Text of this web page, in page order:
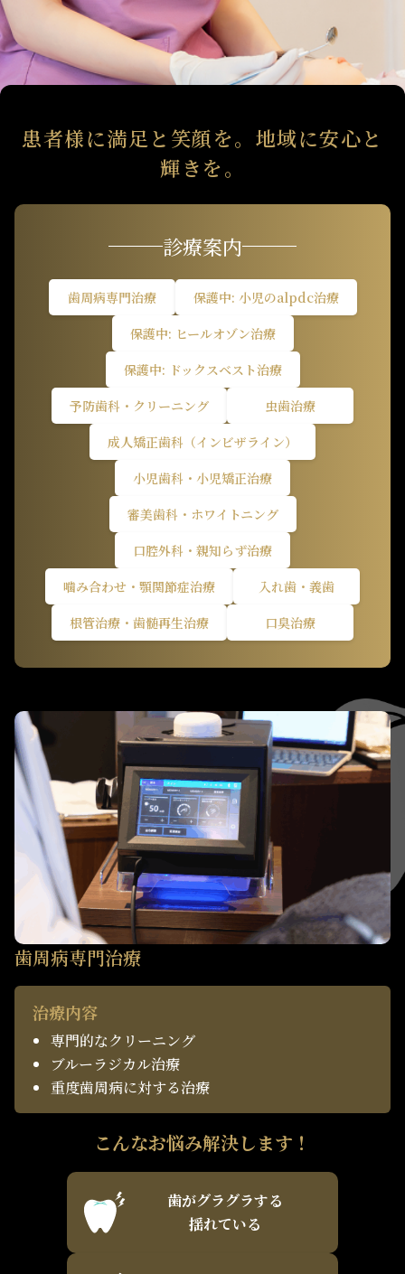
患者様に満足と笑顔を。地域に安心と
輝きを。
診療案内
歯周病専門治療
保護中: 小児のalpdc治療
保護中: ヒールオゾン治療
保護中: ドックスベスト治療
予防歯科・クリーニング
虫歯治療
成人矯正歯科（インビザライン）
小児歯科・小児矯正治療
審美歯科・ホワイトニング
口腔外科・親知らず治療
噛み合わせ・顎関節症治療
入れ歯・義歯
根管治療・歯髄再生治療
口臭治療
歯周病専門治療
治療内容
専門的なクリーニング
ブルーラジカル治療
重度歯周病に対する治療
こんなお悩み解決します！
歯がグラグラする
揺れている